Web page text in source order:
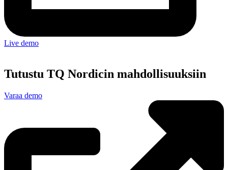
Live demo
Tutustu TQ Nordicin mahdollisuuksiin
Varaa demo